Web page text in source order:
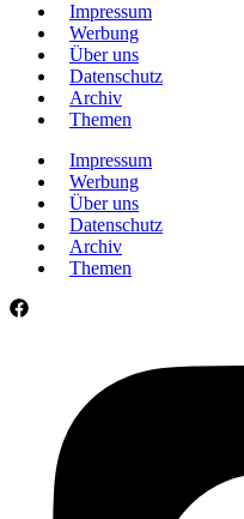
Impressum
Werbung
Über uns
Datenschutz
Archiv
Themen
Impressum
Werbung
Über uns
Datenschutz
Archiv
Themen